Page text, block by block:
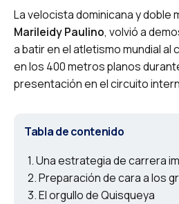
La velocista dominicana y doble
Marileidy Paulino, volvió a
a batir en el atletismo mundial
en los 400 metros planos
presentación en el circuito
Tabla de contenido
Una estrategia de carrera
Preparación de cara a los
El orgullo de Quisqueya